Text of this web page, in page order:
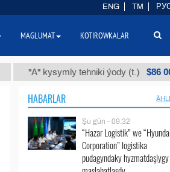
"А" kysymly tehniki ýody (t.) $86 000
HABARLAR
Şu gün - 09:32
“Hazar Logistik” we “Hyundai
Corporation” logistika
pudagyndaky hyzmatdaşlygy
ENG TM
MAGLUMAT KOTIROWKALAR